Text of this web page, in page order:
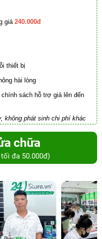
giá 240.000đ
thiết bị
hài lòng
chính sách hỗ trợ giá lên đến
không phát sinh chi phí khác
chữa
đa 50.000đ)